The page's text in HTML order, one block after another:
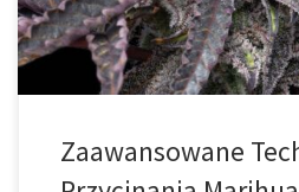
Korzyści wynikające z […]
Zaawansowane